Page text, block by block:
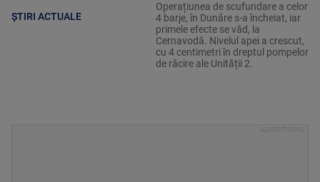
ȘTIRI ACTUALE
Operațiunea de scufundare a celor
4 barje, în Dunăre s-a încheiat, iar
primele efecte se văd, la
Cernavodă. Nivelul apei a crescut,
cu 4 centimetri în dreptul pompelor
de răcire ale Unității 2.